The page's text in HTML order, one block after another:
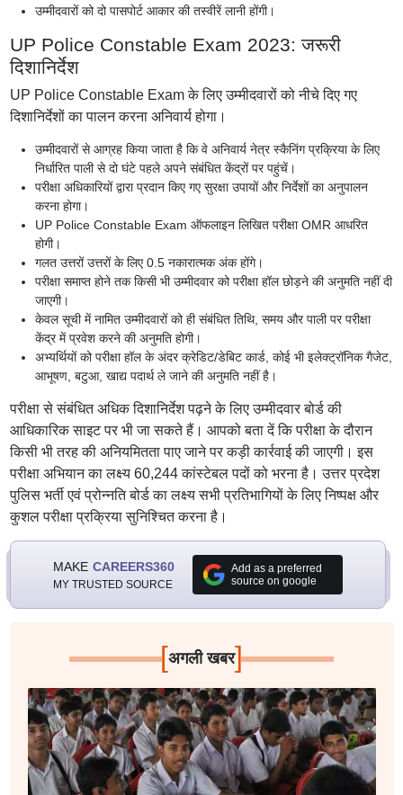
उम्मीदवारों को दो पासपोर्ट आकार की तस्वीरें लानी होंगी।
UP Police Constable Exam 2023: जरूरी
दिशानिर्देश
UP Police Constable Exam के लिए उम्मीदवारों को नीचे दिए गए
दिशानिर्देशों का पालन करना अनिवार्य होगा।
उम्मीदवारों से आग्रह किया जाता है कि वे अनिवार्य नेत्र स्कैनिंग प्रक्रिया के लिए
निर्धारित पाली से दो घंटे पहले अपने संबंधित केंद्रों पर पहुंचें।
परीक्षा अधिकारियों द्वारा प्रदान किए गए सुरक्षा उपायों और निर्देशों का अनुपालन
करना होगा।
UP Police Constable Exam ऑफलाइन लिखित परीक्षा OMR आधरित
होगी।
गलत उत्तरों उत्तरों के लिए 0.5 नकारात्मक अंक होंगे।
परीक्षा समाप्त होने तक किसी भी उम्मीदवार को परीक्षा हॉल छोड़ने की अनुमति नहीं दी
जाएगी।
केवल सूची में नामित उम्मीदवारों को ही संबंधित तिथि, समय और पाली पर परीक्षा
केंद्र में प्रवेश करने की अनुमति होगी।
अभ्यर्थियों को परीक्षा हॉल के अंदर क्रेडिट/डेबिट कार्ड, कोई भी इलेक्ट्रॉनिक गैजेट,
आभूषण, बटुआ, खाद्य पदार्थ ले जाने की अनुमति नहीं है।
परीक्षा से संबंधित अधिक दिशानिर्देश पढ़ने के लिए उम्मीदवार बोर्ड की
आधिकारिक साइट पर भी जा सकते हैं। आपको बता दें कि परीक्षा के दौरान
किसी भी तरह की अनियमितता पाए जाने पर कड़ी कार्रवाई की जाएगी। इस
परीक्षा अभियान का लक्ष्य 60,244 कांस्टेबल पदों को भरना है। उत्तर प्रदेश
पुलिस भर्ती एवं प्रोन्नति बोर्ड का लक्ष्य सभी प्रतिभागियों के लिए निष्पक्ष और
कुशल परीक्षा प्रक्रिया सुनिश्चित करना है।
MAKE CAREERS360
MY TRUSTED SOURCE
Add as a preferred
source on google
[अगली खबर]